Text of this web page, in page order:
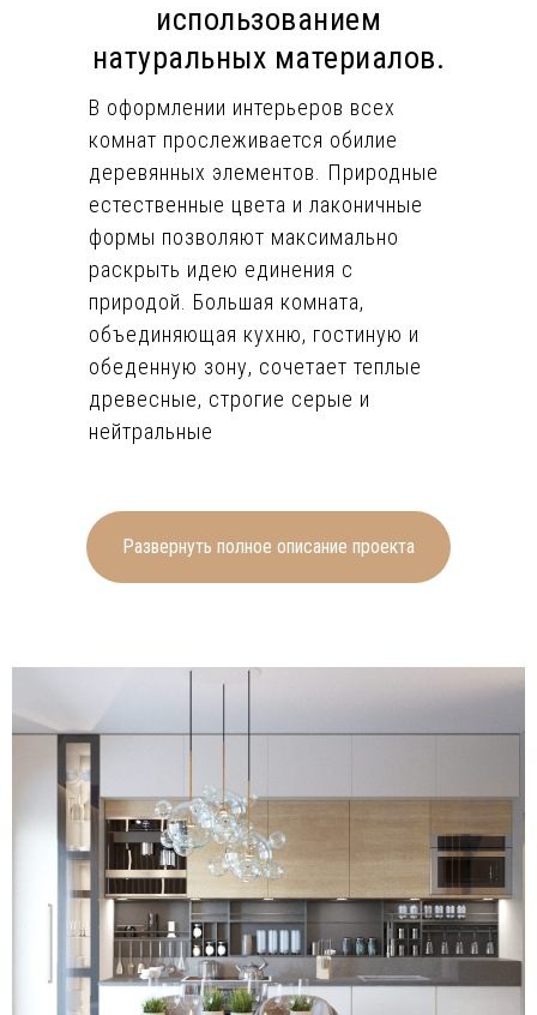
использованием
натуральных материалов.
В оформлении интерьеров всех
комнат прослеживается обилие
деревянных элементов. Природные
естественные цвета и лаконичные
формы позволяют максимально
раскрыть идею единения с
природой. Большая комната,
объединяющая кухню, гостиную и
обеденную зону, сочетает теплые
древесные, строгие серые и
нейтральные
представлено необычной люстрой,
которая обеспечивает яркий свет и
в то же время создает ощущение
гарнитура в нем удалось компактно
разместить все необходимые
приборы и посуду.
В оформлении спальни сделан
акцент на теплых коричневых тонах,
которые создают комфортную
обстановку и позволяют
расслабиться. Мягкий рассеянный
точечный свет в сочетании с
Развернуть полное описание проекта